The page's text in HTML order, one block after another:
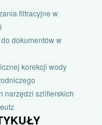
filtracyjne w
dokumentów w
korekcji wody
narzędzi szlifierskich